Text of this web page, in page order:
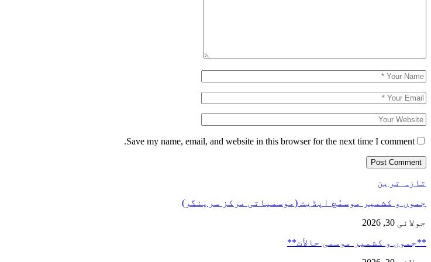
Save my name, email, and website in this browser for the next time I comment.
تازہ ترین
جموں و کشمیر موسمُچ اپڈیٹ (موسمیاتی مرکز سرینگر)
جولائی 30, 2026
**جموں و كشمیر موسمی حالأت**